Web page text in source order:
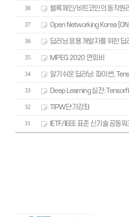
38 블록체인/비트코인의 동작원
37 Open Networking Korea
36 딥러닝 응용 개발자를 위한 딥
35 MPEG 2020 연회비
34 알기쉬운 딥러닝: 파이썬,
33 Deep Learning 실전:
32 TIPW단기강좌
31 IETF/IEEE 표준 신기술 공동